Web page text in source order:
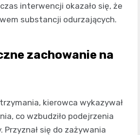
interwencji okazało się, że
substancji odurzających.
zachowanie na
kierowca wykazywał
co wzbudziło podejrzenia
się do zażywania